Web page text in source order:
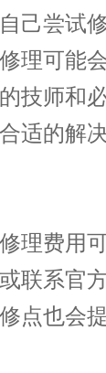
己尝试
理可能
技师和
适的解
理费用
联系官
点也会